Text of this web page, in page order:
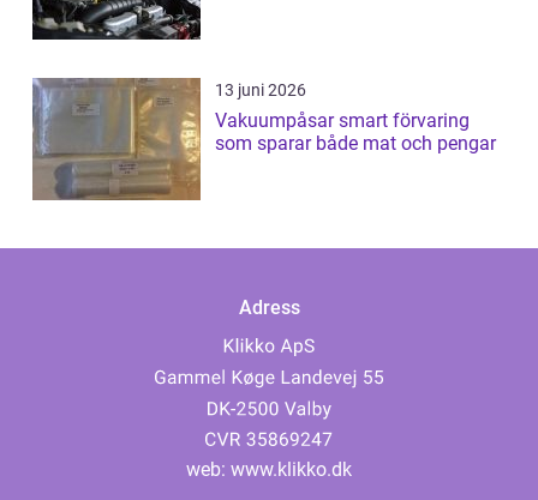
13 juni 2026
Vakuumpåsar smart förvaring
som sparar både mat och pengar
Adress
web: www.klikko.dk